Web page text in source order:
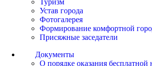
Туризм
Устав города
Фотогалерея
Формирование комфортной
Присяжные заседатели
Документы
О порядке оказания бесплатной